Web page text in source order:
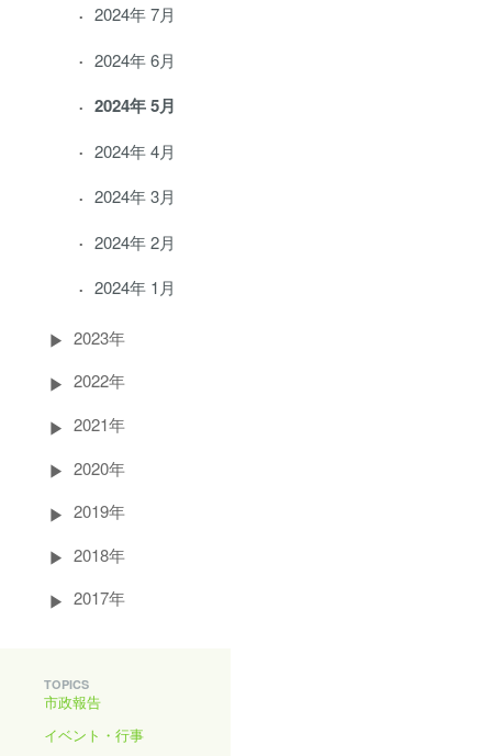
2024年 7月
2024年 6月
2024年 5月
2024年 4月
2024年 3月
2024年 2月
2024年 1月
2023年
2022年
2021年
2020年
2019年
2018年
2017年
TOPICS
市政報告
イベント・行事